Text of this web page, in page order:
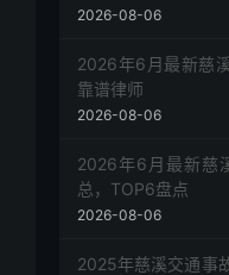
2026-08-06
2026年6月最新慈
靠谱律师
2026-08-06
2026年6月最新慈
总，TOP6盘点
2026-08-06
2025年慈溪交通事